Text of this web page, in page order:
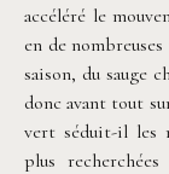
accéléré le
en de
saison, du sauge
donc avant tout
vert séduit-il les
plus